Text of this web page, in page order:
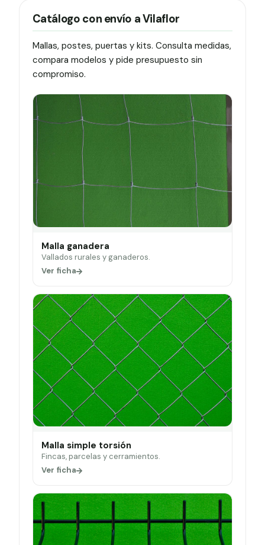
Catálogo con envío a Vilaflor
Mallas, postes, puertas y kits. Consulta medidas,
compara modelos y pide presupuesto sin
compromiso.
Malla ganadera
Vallados rurales y ganaderos.
Ver ficha
Malla simple torsión
Fincas, parcelas y cerramientos.
Ver ficha